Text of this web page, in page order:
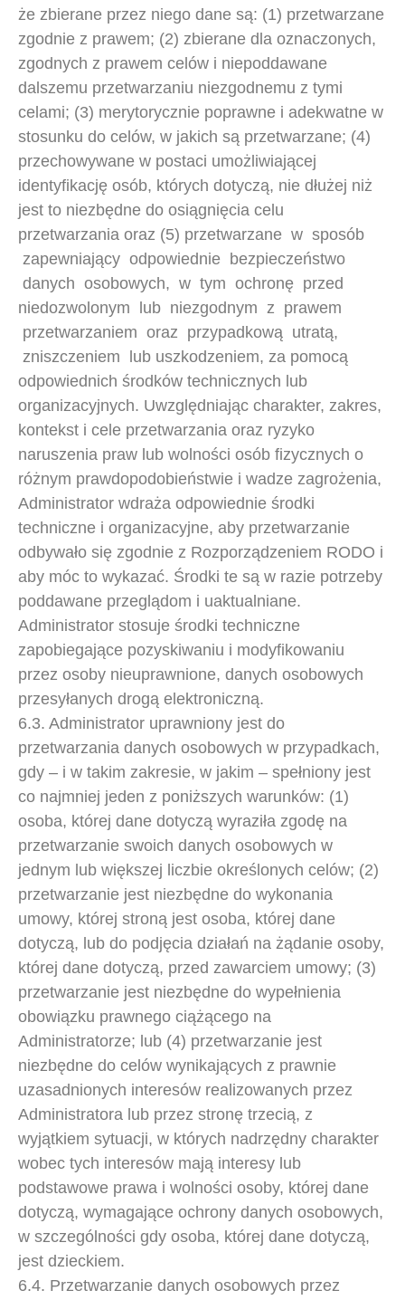
że zbierane przez niego dane są: (1) przetwarzane
zgodnie z prawem; (2) zbierane dla oznaczonych,
zgodnych z prawem celów i niepoddawane
dalszemu przetwarzaniu niezgodnemu z tymi
celami; (3) merytorycznie poprawne i adekwatne w
stosunku do celów, w jakich są przetwarzane; (4)
przechowywane w postaci umożliwiającej
identyfikację osób, których dotyczą, nie dłużej niż
jest to niezbędne do osiągnięcia celu
przetwarzania oraz (5) przetwarzane w sposób
zapewniający odpowiednie bezpieczeństwo
danych osobowych, w tym ochronę przed
niedozwolonym lub niezgodnym z prawem
przetwarzaniem oraz przypadkową utratą,
zniszczeniem lub uszkodzeniem, za pomocą
odpowiednich środków technicznych lub
organizacyjnych. Uwzględniając charakter, zakres,
kontekst i cele przetwarzania oraz ryzyko
naruszenia praw lub wolności osób fizycznych o
różnym prawdopodobieństwie i wadze zagrożenia,
Administrator wdraża odpowiednie środki
techniczne i organizacyjne, aby przetwarzanie
odbywało się zgodnie z Rozporządzeniem RODO i
aby móc to wykazać. Środki te są w razie potrzeby
poddawane przeglądom i uaktualniane.
Administrator stosuje środki techniczne
zapobiegające pozyskiwaniu i modyfikowaniu
przez osoby nieuprawnione, danych osobowych
przesyłanych drogą elektroniczną.
6.3. Administrator uprawniony jest do
przetwarzania danych osobowych w przypadkach,
gdy – i w takim zakresie, w jakim – spełniony jest
co najmniej jeden z poniższych warunków: (1)
osoba, której dane dotyczą wyraziła zgodę na
przetwarzanie swoich danych osobowych w
jednym lub większej liczbie określonych celów; (2)
przetwarzanie jest niezbędne do wykonania
umowy, której stroną jest osoba, której dane
dotyczą, lub do podjęcia działań na żądanie osoby,
której dane dotyczą, przed zawarciem umowy; (3)
przetwarzanie jest niezbędne do wypełnienia
obowiązku prawnego ciążącego na
Administratorze; lub (4) przetwarzanie jest
niezbędne do celów wynikających z prawnie
uzasadnionych interesów realizowanych przez
Administratora lub przez stronę trzecią, z
wyjątkiem sytuacji, w których nadrzędny charakter
wobec tych interesów mają interesy lub
podstawowe prawa i wolności osoby, której dane
dotyczą, wymagające ochrony danych osobowych,
w szczególności gdy osoba, której dane dotyczą,
jest dzieckiem.
6.4. Przetwarzanie danych osobowych przez